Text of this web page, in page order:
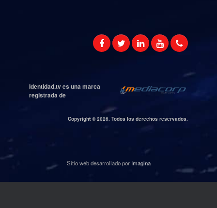
Identidad.tv es una marca
registrada de
Copyright © 2026. Todos los derechos reservados.
Sitio web desarrollado por Imagina